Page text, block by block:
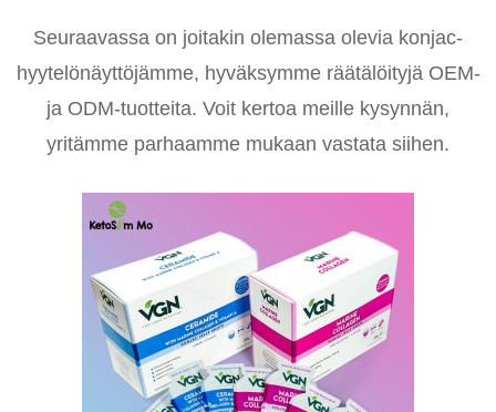
Seuraavassa on joitakin olemassa olevia konjac-
hyytelönäyttöjämme, hyväksymme räätälöityjä OEM-
ja ODM-tuotteita. Voit kertoa meille kysynnän,
yritämme parhaamme mukaan vastata siihen.